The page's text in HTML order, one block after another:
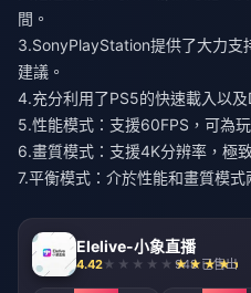
間。
3.SonyPlayStation提供了大力支
建議。
4.充分利用了PS5的快速載入以及
5.性能模式：支援60FPS，可為
6.畫質模式：支援4K分辨率，極
7.平衡模式：介於性能和畫質模式
Elelive-小象直播
4.42 948 已售出